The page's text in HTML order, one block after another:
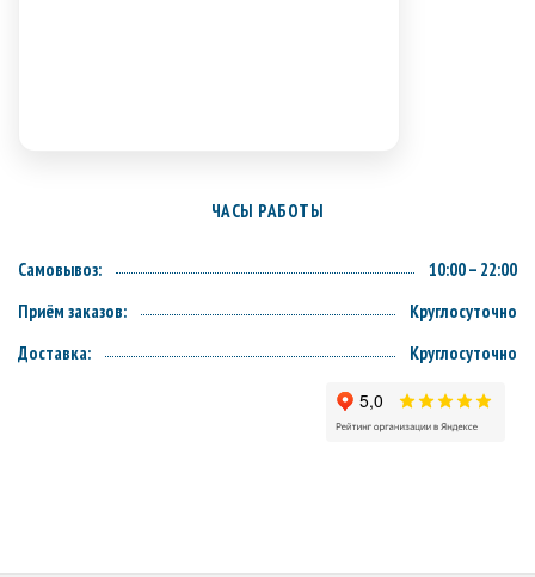
ЧАСЫ РАБОТЫ
Самовывоз:
10:00 – 22:00
Приём заказов:
Круглосуточно
Доставка:
Круглосуточно